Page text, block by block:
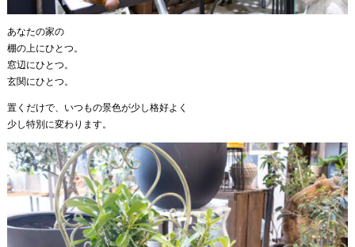
あなたの家の
棚の上にひとつ。
窓辺にひとつ。
玄関にひとつ。
置くだけで、いつもの景色が少し格好よく
少し特別に変わります。